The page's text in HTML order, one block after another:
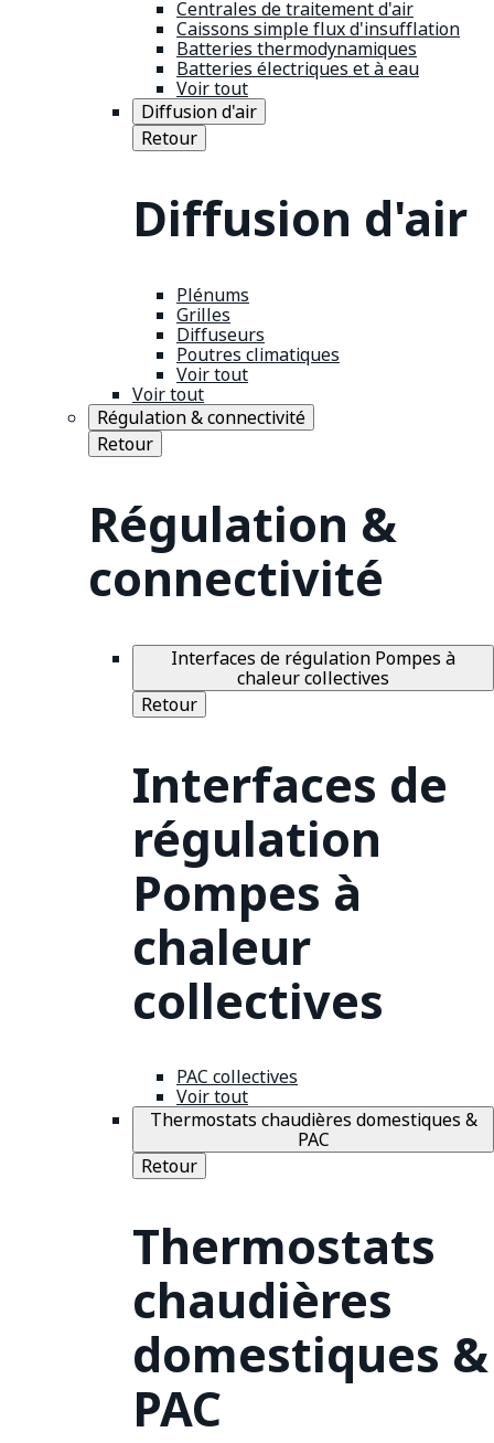
Centrales de traitement d'air
Caissons simple flux d'insufflation
Batteries thermodynamiques
Batteries électriques et à eau
Voir tout
Diffusion d'air
Retour
Diffusion d'air
Plénums
Grilles
Diffuseurs
Poutres climatiques
Voir tout
Voir tout
Régulation & connectivité
Retour
Régulation &
connectivité
Interfaces de régulation Pompes à
chaleur collectives
Retour
Interfaces de
régulation
Pompes à
chaleur
collectives
PAC collectives
Voir tout
Thermostats chaudières domestiques &
PAC
Retour
Thermostats
chaudières
domestiques &
PAC